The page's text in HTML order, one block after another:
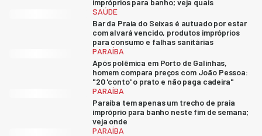
impróprios para banho; veja quais
SAÚDE
Bar da Praia do Seixas é autuado por estar
com alvará vencido, produtos impróprios
para consumo e falhas sanitárias
PARAÍBA
Após polêmica em Porto de Galinhas,
homem compara preços com João Pessoa:
"20 'conto' o prato e não paga cadeira"
PARAÍBA
Paraíba tem apenas um trecho de praia
impróprio para banho neste fim de semana;
veja onde
PARAÍBA